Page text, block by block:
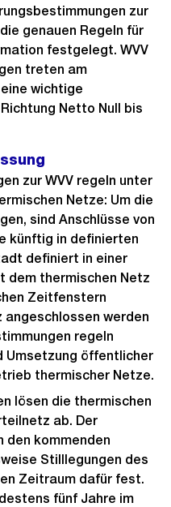
zur
genauen Regeln für
festgelegt. WVV
treten am
wichtige
Netto Null bis
zur WVV regeln unter
Netze: Um die
sind Anschlüsse von
künftig in definierten
definiert in einer
dem thermischen Netz
Zeitfenstern
werden
regeln
Umsetzung öffentlicher
thermischer Netze.
lösen die thermischen
ab. Der
kommenden
Stilllegungen des
Zeitraum dafür fest.
fünf Jahre im